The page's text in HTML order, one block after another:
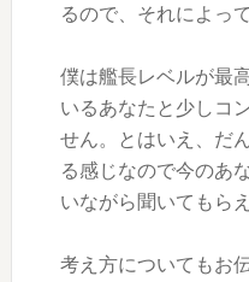
るので、それによっ
僕は艦長レベルが最
いるあなたと少しコ
せん。とはいえ、だ
る感じなので今のあ
いながら聞いてもら
考え方についてもお